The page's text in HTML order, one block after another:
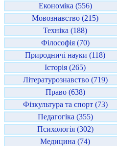
Економіка (556)
Мовознавство (215)
Техніка (188)
Філософія (70)
Природничі науки (118)
Історія (265)
Літературознавство (719)
Право (638)
Фізкультура та спорт (73)
Педагогіка (355)
Психологія (302)
Медицина (74)